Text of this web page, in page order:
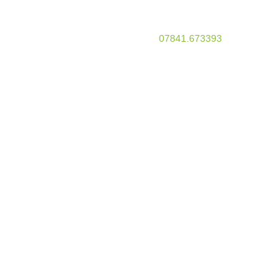
07841.673393